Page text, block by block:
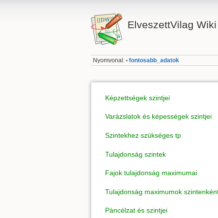
ElveszettVilag Wiki
Nyomvonal: • fontosabb_adatok
Képzettségek szintjei
Varázslatok és képességek szintjei
Szintekhez szükséges tp
Tulajdonság szintek
Fajok tulajdonság maximumai
Tulajdonság maximumok
Páncélzat és szintjei